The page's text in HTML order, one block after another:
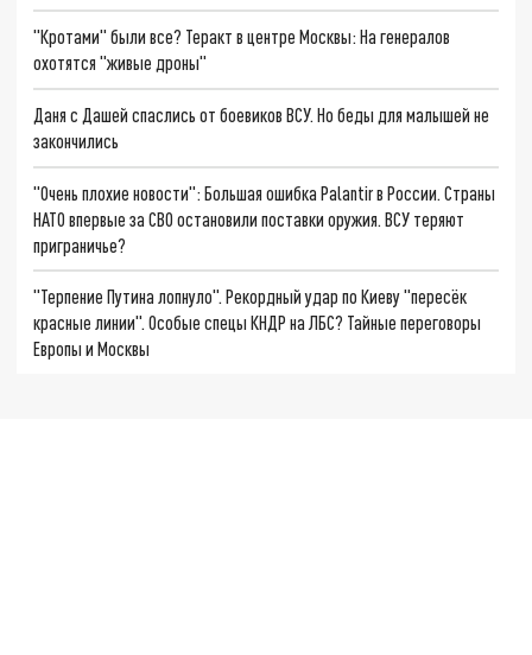
"Кротами" были все? Теракт в центре Москвы: На генералов
охотятся "живые дроны"
Даня с Дашей спаслись от боевиков ВСУ. Но беды для малышей не
закончились
"Очень плохие новости": Большая ошибка Palantir в России. Страны
НАТО впервые за СВО остановили поставки оружия. ВСУ теряют
приграничье?
"Терпение Путина лопнуло". Рекордный удар по Киеву "пересёк
красные линии". Особые спецы КНДР на ЛБС? Тайные переговоры
Европы и Москвы